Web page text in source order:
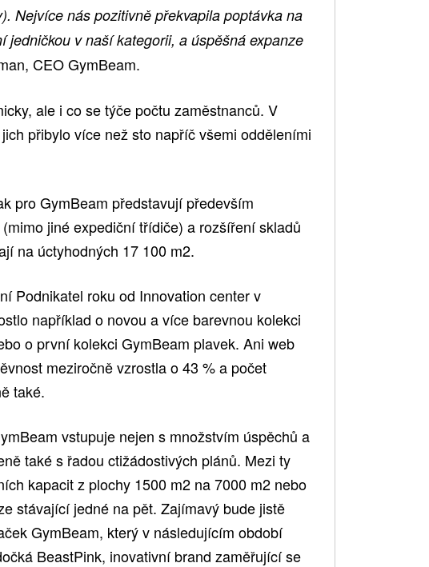
Nejvíce nás pozitivně překvapila poptávka na
jedničkou v naší kategorii, a úspěšná expanze
CEO GymBeam.
ale i co se týče počtu zaměstnanců. V
přibylo více než sto napříč všemi odděleními
pro GymBeam představují především
jiné expediční třídiče) a rozšíření skladů
na úctyhodných 17 100 m2.
Podnikatel roku od Innovation center v
například o novou a více barevnou kolekci
o první kolekci GymBeam plavek. Ani web
meziročně vzrostla o 43 % a počet
také.
vstupuje nejen s množstvím úspěchů a
také s řadou ctižádostivých plánů. Mezi ty
kapacit z plochy 1500 m2 na 7000 m2 nebo
stávající jedné na pět. Zajímavý bude jistě
GymBeam, který v následujícím období
BeastPink, inovativní brand zaměřující se